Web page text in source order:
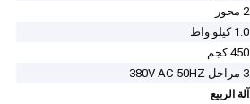
2 محور
1.0 كيلو واط
450 كجم
3 مراحل 380V AC 50HZ
آلة الربيع